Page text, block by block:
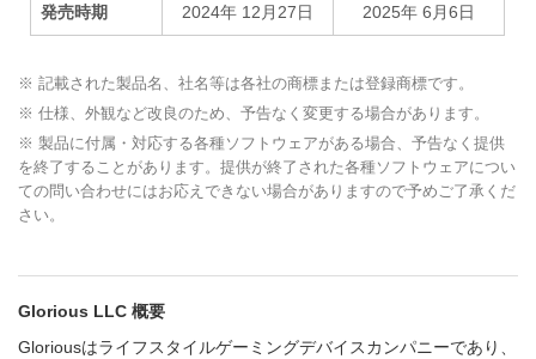
発売時期 2024年 12月27日 2025年 6月6日
※ 記載された製品名、社名等は各社の商標または登録商標です。
※ 仕様、外観など改良のため、予告なく変更する場合があります。
※ 製品に付属・対応する各種ソフトウェアがある場合、予告なく提供
を終了することがあります。提供が終了された各種ソフトウェアについ
ての問い合わせにはお応えできない場合がありますので予めご了承くだ
さい。
Glorious LLC 概要
Gloriousはライフスタイルゲーミングデバイスカンパニーであり、